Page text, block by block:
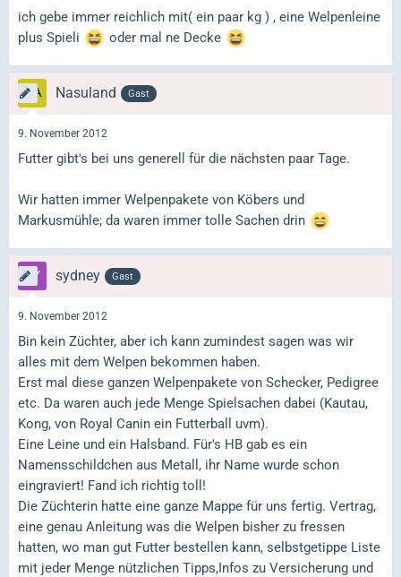
ich gebe immer reichlich mit( ein paar kg ) , eine Welpenleine
plus Spieli
oder mal ne Decke
Nasuland Gast
9. November 2012
Futter gibt's bei uns generell für die nächsten paar Tage.
Wir hatten immer Welpenpakete von Köbers und
Markusmühle; da waren immer tolle Sachen drin
sydney Gast
9. November 2012
Bin kein Züchter, aber ich kann zumindest sagen was wir
alles mit dem Welpen bekommen haben.
Erst mal diese ganzen Welpenpakete von Schecker, Pedigree
etc. Da waren auch jede Menge Spielsachen dabei (Kautau,
Kong, von Royal Canin ein Futterball uvm).
Eine Leine und ein Halsband. Für's HB gab es ein
Namensschildchen aus Metall, ihr Name wurde schon
eingraviert! Fand ich richtig toll!
Die Züchterin hatte eine ganze Mappe für uns fertig. Vertrag,
eine genau Anleitung was die Welpen bisher zu fressen
hatten, wo man gut Futter bestellen kann, selbstgetippe Liste
mit jeder Menge nützlichen Tipps,Infos zu Versicherung und